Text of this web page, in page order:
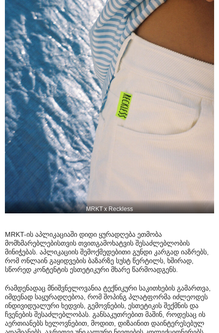
MRKT x Reckless
MRKT-ის აპლიკაციაში დიდი ყურადღება ეთმობა
მომხმარებლებისთვის თვითგამოხატვის შესაძლებლობის
მინიჭებას. აპლიკაციის შემოქმედებითი გუნდი კარგად იაზრებს,
რომ ონლაინ გაყიდვების ბაზარზე სუსტ წერტილს, ხშირად,
სწორედ კონტენტის ესთეტიკური მხარე წარმოადგენს.
რამდენადაც მნიშვნელოვანია ტექნიკური საკითხების გამართვა,
იმდენად საყურადღებოა, რომ შოპინგ პლატფორმა იძლეოდეს
ინდივიდუალური ხედვის, გემოვნების, ესთეტიკის შექმნის და
ჩვენების შესაძლებლობას. განსაკუთრებით მაშინ, როდესაც ის
აერთიანებს ხელოვნებით, მოდით, დიზაინით დაინტერესებულ